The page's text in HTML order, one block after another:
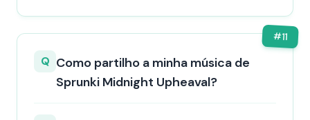
#11
Q Como partilho a minha música de
Sprunki Midnight Upheaval?